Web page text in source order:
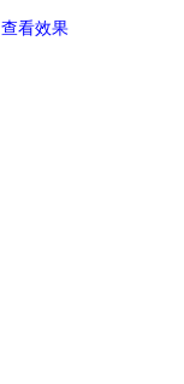
查看效果